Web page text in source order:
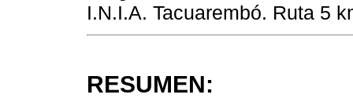
I.N.I.A. Tacuarembó. Ruta 5
RESUMEN: